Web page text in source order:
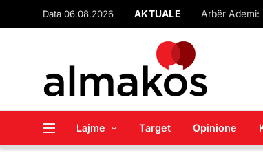
Data 06.08.2026 AKTUALE
Lajme Target Opinione